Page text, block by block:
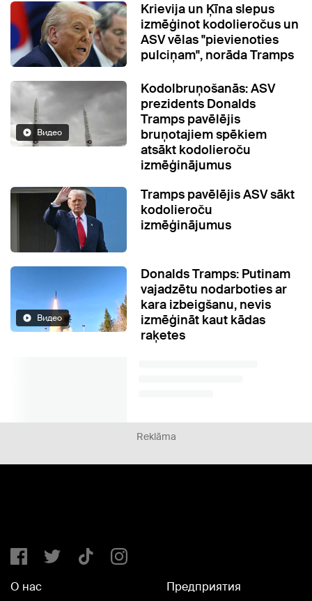
Krievija un Ķīna slepus
izmēģinot kodolieročus un
ASV vēlas "pievienoties
pulciņam", norāda Tramps
Видео
Kodolbruņošanās: ASV
prezidents Donalds
Tramps pavēlējis
bruņotajiem spēkiem
atsākt kodolieroču
izmēģinājumus
Tramps pavēlējis ASV sākt
kodolieroču
izmēģinājumus
Видео
Donalds Tramps: Putinam
vajadzētu nodarboties ar
kara izbeigšanu, nevis
izmēģināt kaut kādas
raķetes
Reklāma
О нас
Предприятия